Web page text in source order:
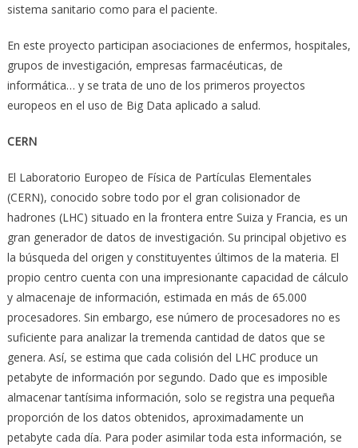
sistema sanitario como para el paciente.
En este proyecto participan asociaciones de enfermos, hospitales,
grupos de investigación, empresas farmacéuticas, de
informática… y se trata de uno de los primeros proyectos
europeos en el uso de Big Data aplicado a salud.
CERN
El Laboratorio Europeo de Física de Partículas Elementales
(CERN), conocido sobre todo por el gran colisionador de
hadrones (LHC) situado en la frontera entre Suiza y Francia, es un
gran generador de datos de investigación. Su principal objetivo es
la búsqueda del origen y constituyentes últimos de la materia. El
propio centro cuenta con una impresionante capacidad de cálculo
y almacenaje de información, estimada en más de 65.000
procesadores. Sin embargo, ese número de procesadores no es
suficiente para analizar la tremenda cantidad de datos que se
genera. Así, se estima que cada colisión del LHC produce un
petabyte de información por segundo. Dado que es imposible
almacenar tantísima información, solo se registra una pequeña
proporción de los datos obtenidos, aproximadamente un
petabyte cada día. Para poder asimilar toda esta información, se